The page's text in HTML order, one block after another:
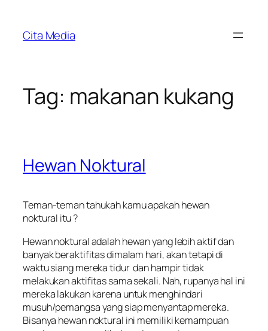
content
Cita Media
Tag: makanan kukang
Hewan Noktural
Teman-teman tahukah kamu apakah hewan
noktural itu ?
Hewan noktural adalah hewan yang lebih aktif dan
banyak beraktifitas dimalam hari, akan tetapi di
waktu siang mereka tidur dan hampir tidak
melakukan aktifitas sama sekali. Nah, rupanya hal ini
mereka lakukan karena untuk menghindari
musuh/pemangsa yang siap menyantap mereka.
Bisanya hewan noktural ini memiliki kemampuan